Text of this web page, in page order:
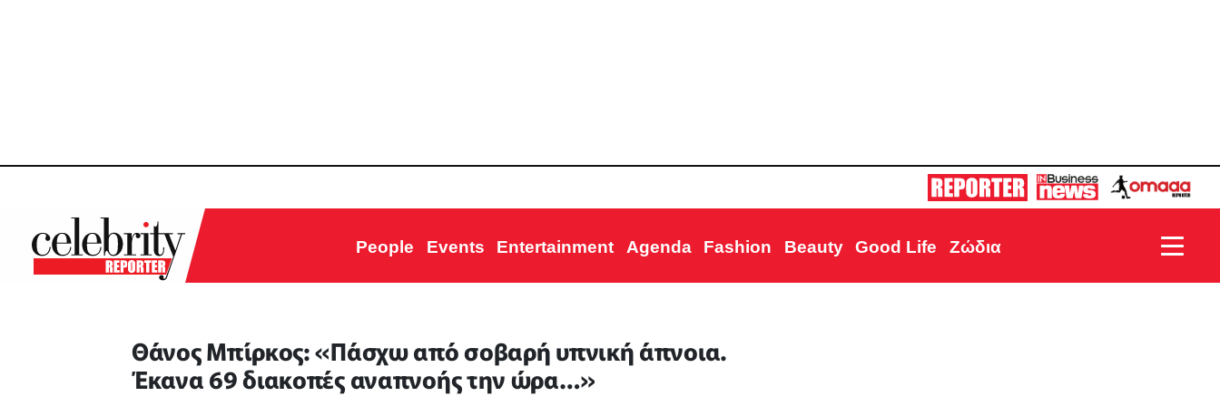
People Events Entertainment Agenda Fashion Beauty Good Life Ζώδια
Θάνος Μπίρκος: «Πάσχω από σοβαρή υπνική άπνοια.
Έκανα 69 διακοπές αναπνοής την ώρα…»